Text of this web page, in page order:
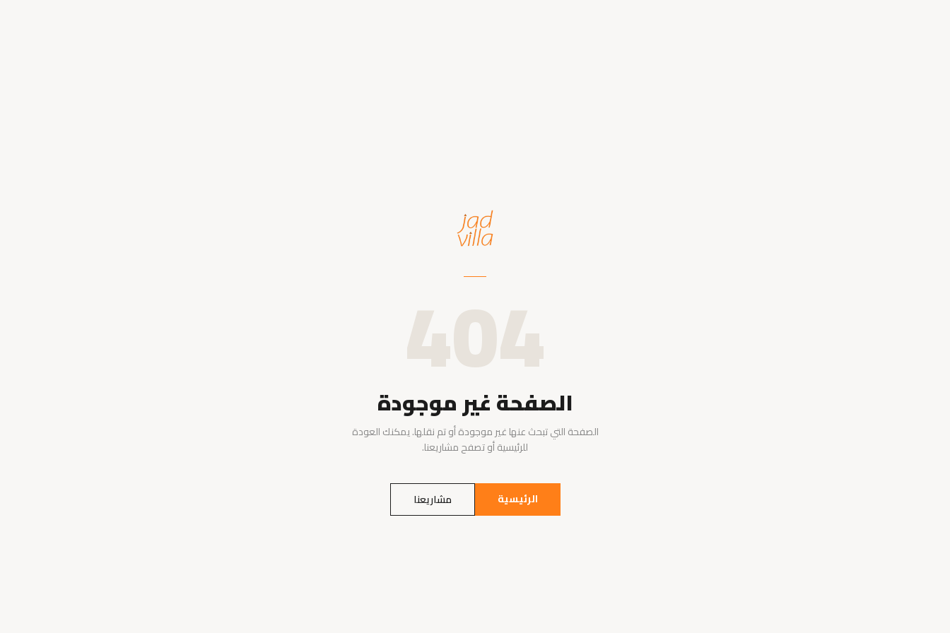
404
الصفحة غير موجودة
الصفحة التي تبحث عنها غير موجودة أو تم نقلها. يمكنك العودة
للرئيسية أو تصفح مشاريعنا.
الرئيسية مشاريعنا